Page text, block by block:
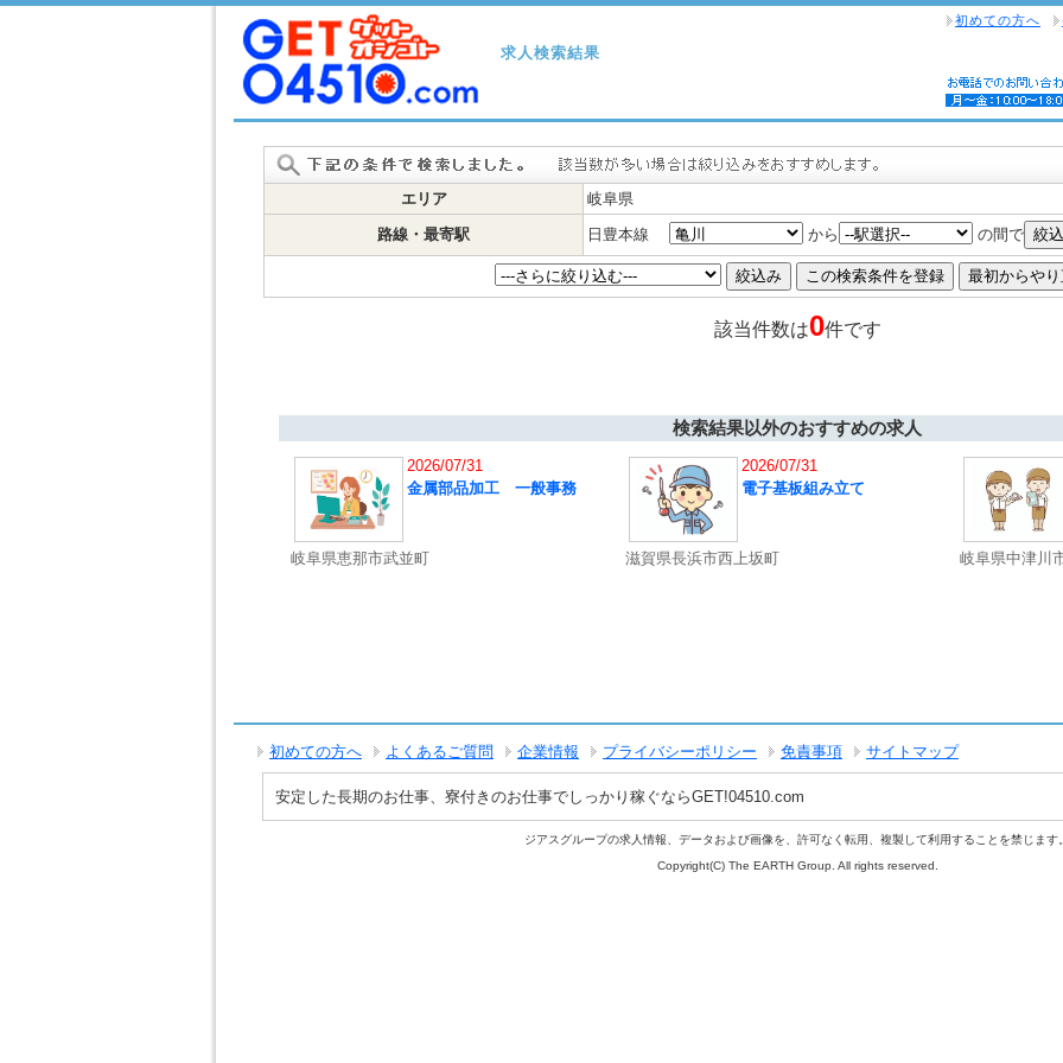
求人検索結果
初めての方へ
エリア
岐阜県
路線・最寄駅
日豊本線 から の間で
該当件数は0件です
検索結果以外のおすすめの求人
2026/07/31
金属部品加工 一般事務
岐阜県恵那市武並町
2026/07/31
電子基板組み立て
滋賀県長浜市西上坂町 岐阜県中津川
初めての方へ よくあるご質問 企業情報 プライバシーポリシー 免責事項 サイトマップ
安定した長期のお仕事、寮付きのお仕事でしっかり稼ぐならGET!04510.com
ジアスグループの求人情報、データおよび画像を、許可なく転用、複製して利用することを禁じます。
Copyright(C) The EARTH Group. All rights reserved.